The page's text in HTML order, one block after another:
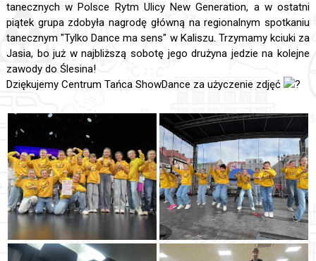
tanecznych w Polsce Rytm Ulicy New Generation, a w ostatni
piątek grupa zdobyła nagrodę główną na regionalnym spotkaniu
tanecznym "Tylko Dance ma sens" w Kaliszu. Trzymamy kciuki za
Jasia, bo już w najbliższą sobotę jego drużyna jedzie na kolejne
zawody do Ślesina!
Dziękujemy Centrum Tańca ShowDance za użyczenie zdjęć